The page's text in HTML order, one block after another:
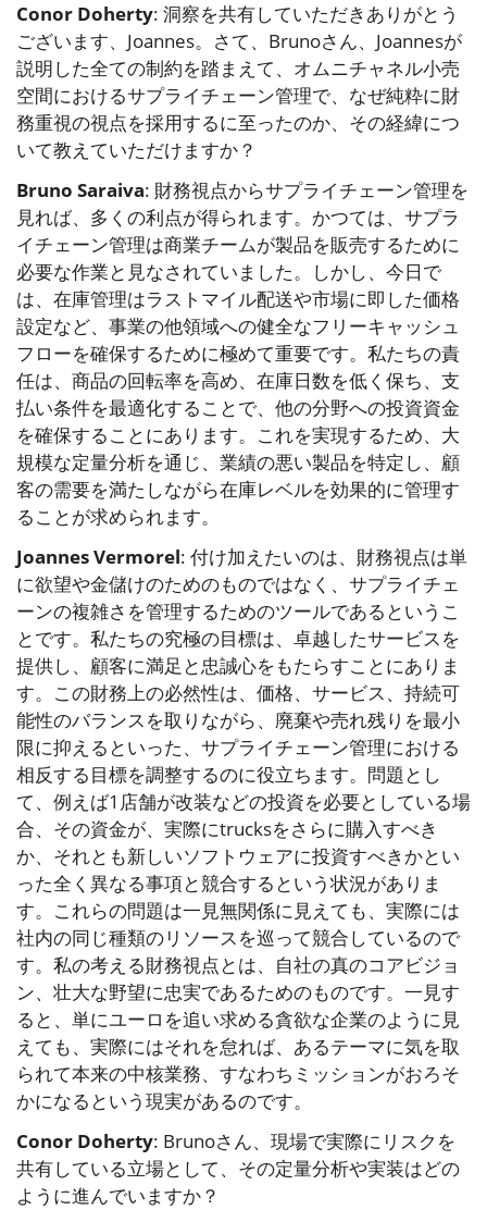
Conor Doherty: 洞察を共有していただきありがとう
ございます、Joannes。さて、Brunoさん、Joannesが
説明した全ての制約を踏まえて、オムニチャネル小売
空間におけるサプライチェーン管理で、なぜ純粋に財
務重視の視点を採用するに至ったのか、その経緯につ
いて教えていただけますか？
Bruno Saraiva: 財務視点からサプライチェーン管理を
見れば、多くの利点が得られます。かつては、サプラ
イチェーン管理は商業チームが製品を販売するために
必要な作業と見なされていました。しかし、今日で
は、在庫管理はラストマイル配送や市場に即した価格
設定など、事業の他領域への健全なフリーキャッシュ
フローを確保するために極めて重要です。私たちの責
任は、商品の回転率を高め、在庫日数を低く保ち、支
払い条件を最適化することで、他の分野への投資資金
を確保することにあります。これを実現するため、大
規模な定量分析を通じ、業績の悪い製品を特定し、顧
客の需要を満たしながら在庫レベルを効果的に管理す
ることが求められます。
Joannes Vermorel: 付け加えたいのは、財務視点は単
に欲望や金儲けのためのものではなく、サプライチェ
ーンの複雑さを管理するためのツールであるというこ
とです。私たちの究極の目標は、卓越したサービスを
提供し、顧客に満足と忠誠心をもたらすことにありま
す。この財務上の必然性は、価格、サービス、持続可
能性のバランスを取りながら、廃棄や売れ残りを最小
限に抑えるといった、サプライチェーン管理における
相反する目標を調整するのに役立ちます。問題とし
て、例えば1店舗が改装などの投資を必要としている場
合、その資金が、実際にtrucksをさらに購入すべき
か、それとも新しいソフトウェアに投資すべきかとい
った全く異なる事項と競合するという状況がありま
す。これらの問題は一見無関係に見えても、実際には
社内の同じ種類のリソースを巡って競合しているので
す。私の考える財務視点とは、自社の真のコアビジョ
ン、壮大な野望に忠実であるためのものです。一見す
ると、単にユーロを追い求める貪欲な企業のように見
えても、実際にはそれを怠れば、あるテーマに気を取
られて本来の中核業務、すなわちミッションがおろそ
かになるという現実があるのです。
Conor Doherty: Brunoさん、現場で実際にリスクを
共有している立場として、その定量分析や実装はどの
ように進んでいますか？